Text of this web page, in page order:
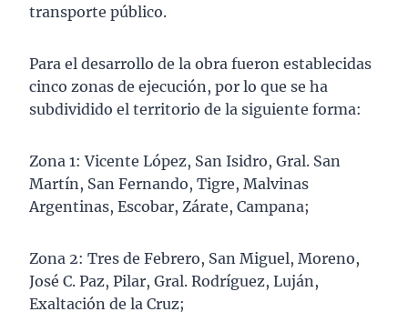
transporte público.
Para el desarrollo de la obra fueron establecidas
cinco zonas de ejecución, por lo que se ha
subdividido el territorio de la siguiente forma:
Zona 1: Vicente López, San Isidro, Gral. San
Martín, San Fernando, Tigre, Malvinas
Argentinas, Escobar, Zárate, Campana;
Zona 2: Tres de Febrero, San Miguel, Moreno,
José C. Paz, Pilar, Gral. Rodríguez, Luján,
Exaltación de la Cruz;